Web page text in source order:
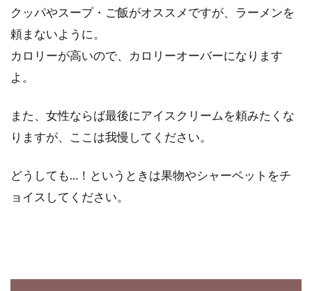
クッパやスープ・ご飯がオススメですが、ラーメンを
頼まないように。
カロリーが高いので、カロリーオーバーになります
よ。
また、女性ならば最後にアイスクリームを頼みたくな
りますが、ここは我慢してください。
どうしても…！というときは果物やシャーベットをチ
ョイスしてください。